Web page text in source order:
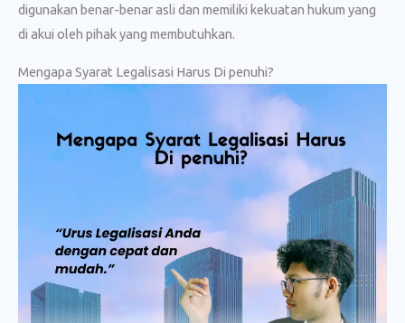
digunakan benar-benar asli dan memiliki kekuatan hukum yang
di akui oleh pihak yang membutuhkan.
Mengapa Syarat Legalisasi Harus Di penuhi?